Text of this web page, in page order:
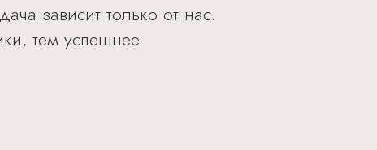
зависит только от нас.
тем успешнее